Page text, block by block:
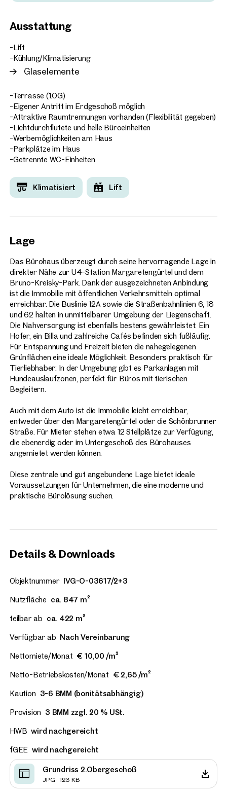
Arbeitsumgebung suchen.
Ausstattung
-Lift
-Kühlung/Klimatisierung
Glaselemente
-Terrasse (1.OG)
-Eigener Antritt im Erdgeschoß möglich
-Attraktive Raumtrennungen vorhanden (Flexibilität gegeben)
-Lichtdurchflutete und helle Büroeinheiten
-Werbemöglichkeiten am Haus
-Parkplätze im Haus
-Getrennte WC-Einheiten
Klimatisiert Lift
Lage
Das Bürohaus überzeugt durch seine hervorragende Lage in
direkter Nähe zur U4-Station Margaretengürtel und dem
Bruno-Kreisky-Park. Dank der ausgezeichneten Anbindung
ist die Immobilie mit öffentlichen Verkehrsmitteln optimal
erreichbar. Die Buslinie 12A sowie die Straßenbahnlinien 6, 18
und 62 halten in unmittelbarer Umgebung der Liegenschaft.
Die Nahversorgung ist ebenfalls bestens gewährleistet: Ein
Hofer, ein Billa und zahlreiche Cafés befinden sich fußläufig.
Für Entspannung und Freizeit bieten die nahegelegenen
Grünflächen eine ideale Möglichkeit. Besonders praktisch für
Tierliebhaber: In der Umgebung gibt es Parkanlagen mit
Hundeauslaufzonen, perfekt für Büros mit tierischen
Begleitern.
Auch mit dem Auto ist die Immobilie leicht erreichbar,
entweder über den Margaretengürtel oder die Schönbrunner
Straße. Für Mieter stehen etwa 12 Stellplätze zur Verfügung,
die ebenerdig oder im Untergeschoß des Bürohauses
angemietet werden können.
Diese zentrale und gut angebundene Lage bietet ideale
Voraussetzungen für Unternehmen, die eine moderne und
praktische Bürolösung suchen.
Details & Downloads
Objektnummer IVG-O-03617/2+3
Nutzfläche ca. 847 m²
teilbar ab ca. 422 m²
Verfügbar ab Nach Vereinbarung
Nettomiete/Monat € 10,00 /m²
Netto-Betriebskosten/Monat € 2,65 /m²
Kaution 3-6 BMM (bonitätsabhängig)
Provision 3 BMM zzgl. 20 % USt.
HWB wird nachgereicht
fGEE wird nachgereicht
Grundriss 2.Obergeschoß
JPG · 123 KB